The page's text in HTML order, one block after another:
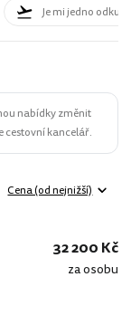
Je mi jedno odkud
nabídky změnit
cestovní kancelář.
Cena (od nejnižší)
32 200 Kč
za osobu